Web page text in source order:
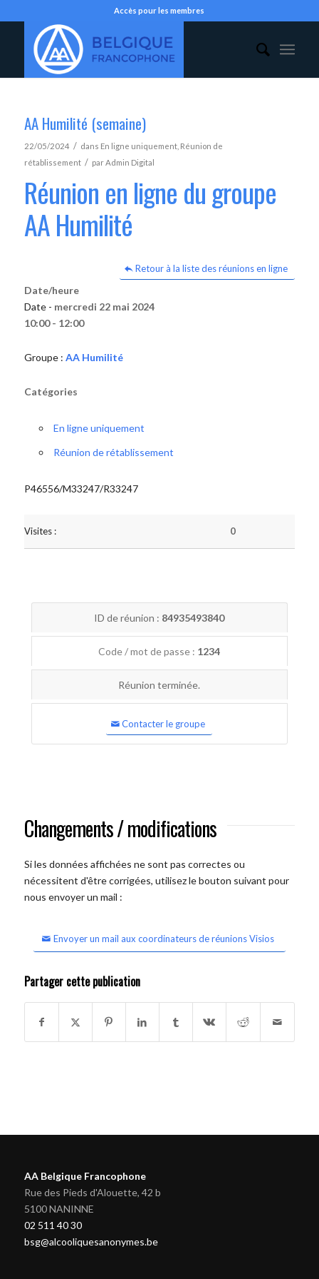
Accès pour les membres
AA Humilité (semaine)
22/05/2024 / dans En ligne uniquement, Réunion de
rétablissement / parAdmin Digital
Réunion en ligne du groupe
AA Humilité
Retour à la liste des réunions en ligne
Date/heure
Date - mercredi 22 mai 2024
10:00 - 12:00
Groupe : AA Humilité
Catégories
En ligne uniquement
Réunion de rétablissement
P46556/M33247/R33247
Visites : 0
ID de réunion : 84935493840
Code / mot de passe : 1234
Réunion terminée.
Contacter le groupe
Changements / modifications
Si les données affichées ne sont pas correctes ou
nécessitent d'être corrigées, utilisez le bouton suivant pour
nous envoyer un mail :
Envoyer un mail aux coordinateurs de réunions Visios
Partager cette publication
AA Belgique Francophone
Rue des Pieds d'Alouette, 42 b
5100 NANINNE
02 511 40 30
bsg@alcooliquesanonymes.be